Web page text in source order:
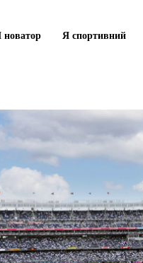
новатор Я спортивний